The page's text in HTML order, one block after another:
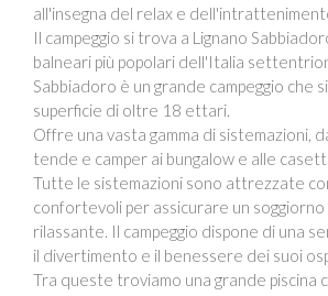
all'insegna del relax e
Il campeggio si trova a Lignano
balneari più popolari dell'Italia
Sabbiadoro è un grande campeggio che
superficie di oltre 18 ettari.
Offre una vasta gamma di sistemazioni,
tende e camper ai bungalow e alle
Tutte le sistemazioni sono attrezzate
confortevoli per assicurare un soggiorno
rilassante. Il campeggio dispone di una
il divertimento e il benessere dei suoi
Tra queste troviamo una grande piscina